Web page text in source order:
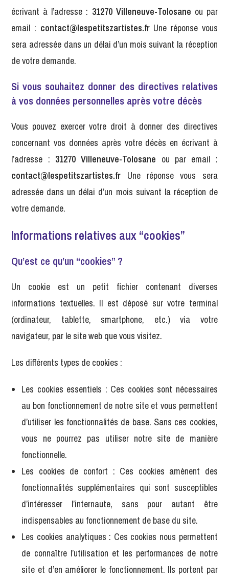
écrivant à l’adresse : 31270 Villeneuve-Tolosane ou par
email : contact@lespetitszartistes.frUne réponse vous
sera adressée dans un délai d’un mois suivant la réception
de votre demande.
Si vous souhaitez donner des directives relatives
à vos données personnelles après votre décès
Vous pouvez exercer votre droit à donner des directives
concernant vos données après votre décès en écrivant à
l’adresse : 31270 Villeneuve-Tolosane ou par email :
contact@lespetitszartistes.fr Une réponse vous sera
adressée dans un délai d’un mois suivant la réception de
votre demande.
Informations relatives aux “cookies”
Qu’est ce qu’un “cookies” ?
Un cookie est un petit fichier contenant diverses
informations textuelles. Il est déposé sur votre terminal
(ordinateur, tablette, smartphone, etc.) via votre
navigateur, par le site web que vous visitez.
Les différents types de cookies :
Les cookies essentiels : Ces cookies sont nécessaires
au bon fonctionnement de notre site et vous permettent
d’utiliser les fonctionnalités de base. Sans ces cookies,
vous ne pourrez pas utiliser notre site de manière
fonctionnelle.
Les cookies de confort : Ces cookies amènent des
fonctionnalités supplémentaires qui sont susceptibles
d’intéresser l’internaute, sans pour autant être
indispensables au fonctionnement de base du site.
Les cookies analytiques : Ces cookies nous permettent
de connaître l’utilisation et les performances de notre
site et d’en améliorer le fonctionnement. Ils portent par